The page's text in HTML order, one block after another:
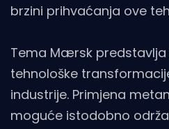
brzini prihvaćanja ove
Tema Mærsk predstavlja
tehnološke
industrije. Primjena
moguće istodobno